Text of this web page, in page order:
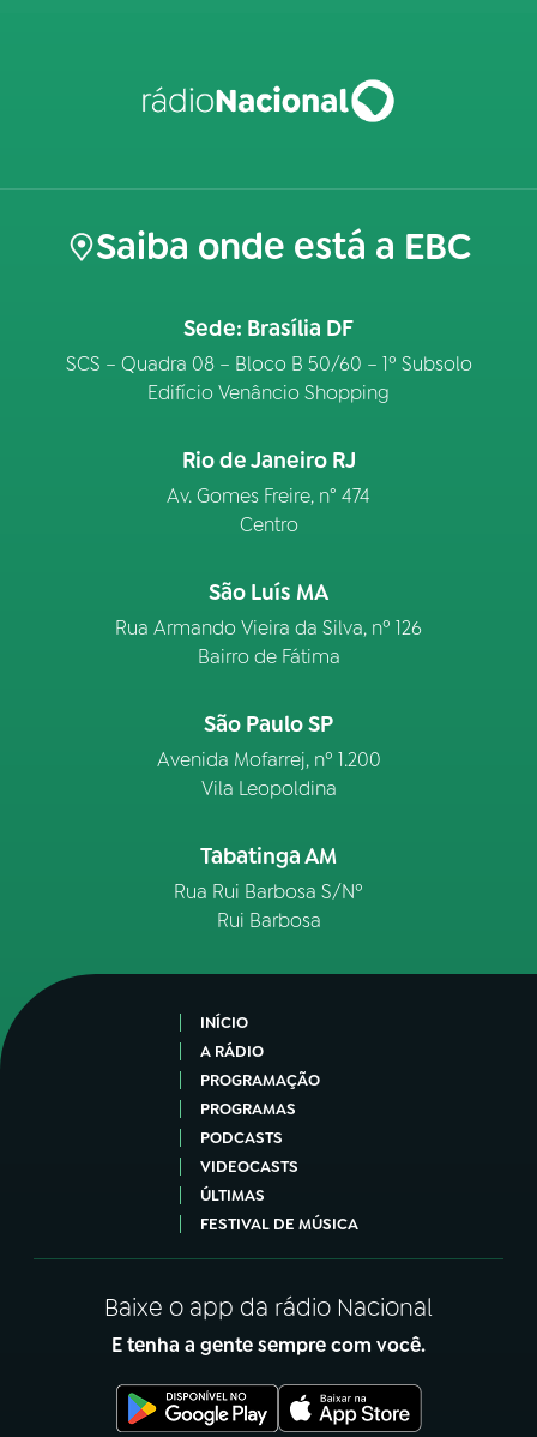
Saiba onde está a EBC
Sede: Brasília DF
SCS – Quadra 08 – Bloco B 50/60 – 1º Subsolo
Edifício Venâncio Shopping
Rio de Janeiro RJ
Av. Gomes Freire, n° 474
Centro
São Luís MA
Rua Armando Vieira da Silva, nº 126
Bairro de Fátima
São Paulo SP
Avenida Mofarrej, nº 1.200
Vila Leopoldina
Tabatinga AM
Rua Rui Barbosa S/Nº
Rui Barbosa
INÍCIO
A RÁDIO
PROGRAMAÇÃO
PROGRAMAS
PODCASTS
VIDEOCASTS
ÚLTIMAS
FESTIVAL DE MÚSICA
Baixe o app da rádio Nacional
E tenha a gente sempre com você.